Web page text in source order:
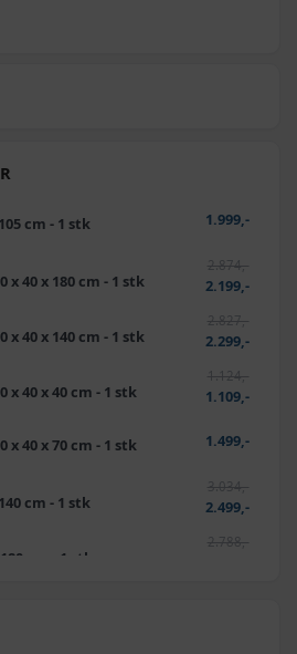
cm - 1 stk 1.999,-
40 x 180 cm - 1 stk
2.874,-
2.199,-
40 x 140 cm - 1 stk
2.827,-
2.299,-
40 x 40 cm - 1 stk
1.124,-
1.109,-
40 x 70 cm - 1 stk 1.499,-
cm - 1 stk
3.034,-
2.499,-
cm - 1 stk
2.788,-